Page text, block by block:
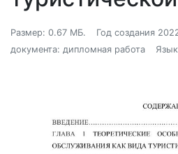
Размер: 0.67 МБ. Год создания
документа: дипломная работа